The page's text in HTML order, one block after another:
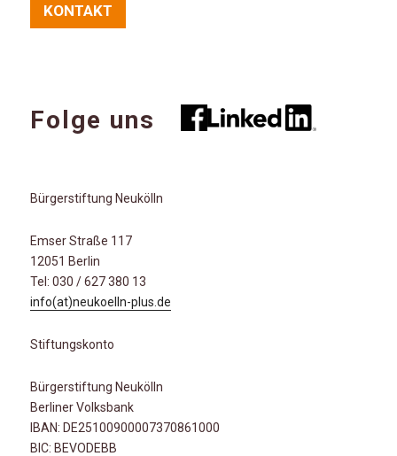
KONTAKT
Folge uns
Bürgerstiftung Neukölln
Emser Straße 117
12051 Berlin
Tel: 030 / 627 380 13
info(at)neukoelln-plus.de
Stiftungskonto
Bürgerstiftung Neukölln
Berliner Volksbank
IBAN: DE25100900007370861000
BIC: BEVODEBB